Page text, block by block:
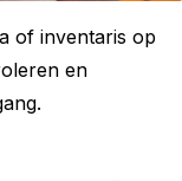
of inventaris op
en